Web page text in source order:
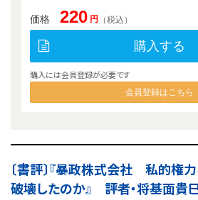
価格 220 円 （税込）
購入する
購入には会員登録が必要です
会員登録はこちら
〔書評〕『暴政株式会社 私的権
破壊したのか』 評者・将基面貴